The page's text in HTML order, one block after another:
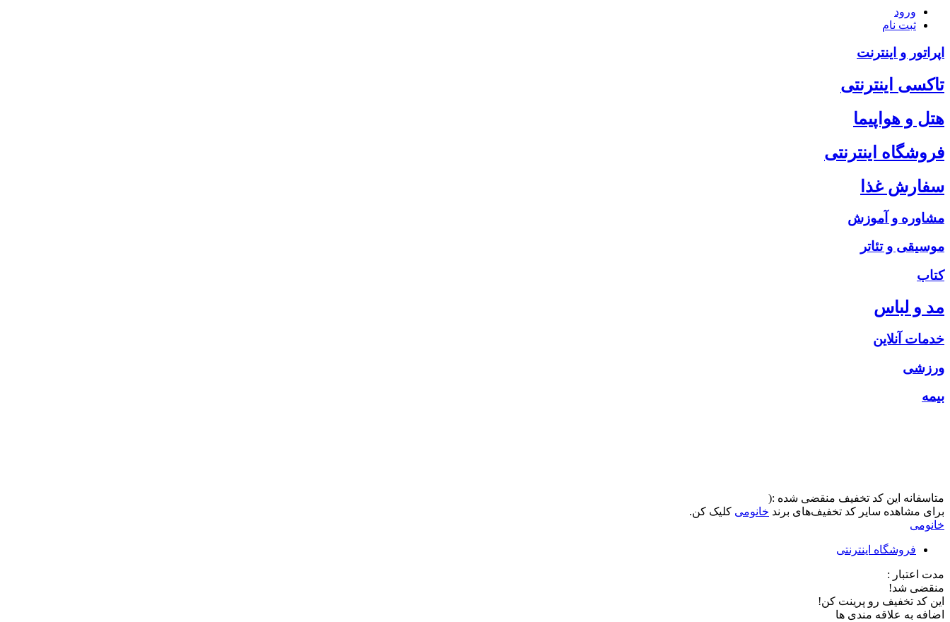
ورود
ثبت نام
اپراتور و اینترنت
تاکسی اینترنتی
هتل و هواپیما
فروشگاه اینترنتی
سفارش غذا
مشاوره و آموزش
موسیقی و تئاتر
کتاب
مد و لباس
خدمات آنلاین
ورزشی
بیمه
متاسفانه این کد تخفیف منقضی شده :(
برای مشاهده سایر کد تخفیف‌های برند خانومی کلیک کن.
خانومی
فروشگاه اینترنتی
مدت اعتبار :
منقضی شد!
این کد تخفیف رو پرینت کن!
اضافه به علاقه مندی ها